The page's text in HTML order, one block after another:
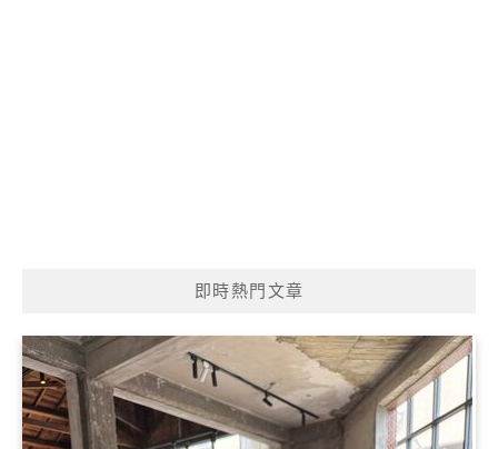
即時熱門文章